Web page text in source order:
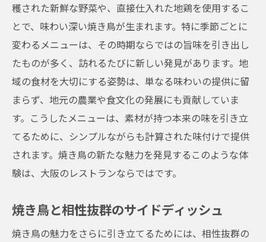
独自の調理法で味わう焼き鳥
レストランの魅力を引き立てる雰囲気
焼き鳥を通じた新たな発見と出会い
焼き鳥と地酒の絶妙なマリアージュ大阪市のレ
焼き鳥を引き立てる地酒の選び方
地酒と合わせた新しい焼き鳥の楽しみ方
焼き鳥と地酒の組み合わせが生む味覚のハ
ーモニー
大阪市ならではの地酒の魅力
焼き鳥と共に楽しむ至福の時間
穫された新鮮な野菜や、直接仕入れた地鶏を使用するこ
とで、味わい深い焼き鳥が生まれます。特に季節ごとに
変わるメニューは、その時期ならではの旨味を引き出し
たものが多く、訪れるたびに新しい発見があります。地
域の食材を大切にする姿勢は、単なる味わいの提供に留
まらず、地元の農業や食文化の発展にも貢献していま
す。こうしたメニューは、素材が持つ本来の味を引き立
てるために、シンプルながらも計算された味付けで提供
されます。焼き鳥の新たな魅力を発見するこのような体
験は、大阪のレストランならではです。
焼き鳥と相性抜群のサイドディッシュ
焼き鳥の魅力をさらに引き立てるためには、相性抜群の